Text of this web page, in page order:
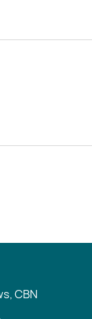
CBN